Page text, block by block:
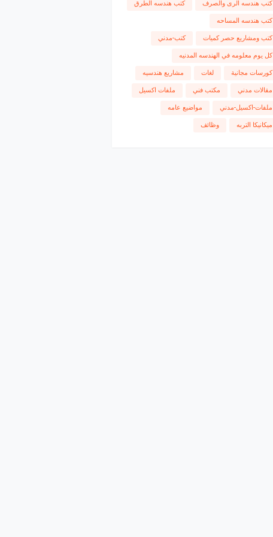
كتب هندسه الرى والصرف كتب هندسه الطرق
كتب هندسه المساحه
كتب ومشاريع حصر كميات كتب-مدني
كل يوم معلومه في الهندسه المدنيه
كورسات مجانية لغات مشاريع هندسيه
مقالات مدني مكتب فني ملفات اكسيل
ملفات-اكسيل-مدني مواضيع عامه
ميكانيكا التربه وظائف